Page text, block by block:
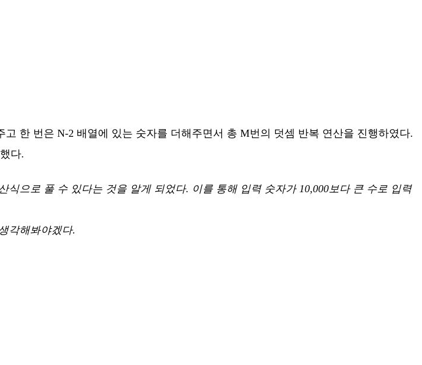
한 번은 N-2 배열에 있는 숫자를 더해주면서 총 M번의 덧셈 반복 연산을 진행하였다.
다.
으로 풀 수 있다는 것을 알게 되었다. 이를 통해 입력 숫자가 10,000보다 큰 수로 입력
각해봐야겠다.